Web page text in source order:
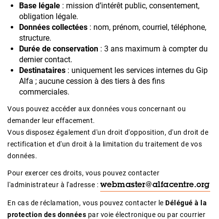
Base légale : mission d’intérêt public, consentement,
obligation légale.
Données collectées : nom, prénom, courriel, téléphone,
structure.
Durée de conservation : 3 ans maximum à compter du
dernier contact.
Destinataires : uniquement les services internes du Gip
Alfa ; aucune cession à des tiers à des fins
commerciales.
Vous pouvez accéder aux données vous concernant ou
demander leur effacement.
Vous disposez également d'un droit d'opposition, d'un droit de
rectification et d'un droit à la limitation du traitement de vos
données.
Pour exercer ces droits, vous pouvez contacter
l'administrateur à l'adresse : webmaster@alfacentre.org
En cas de réclamation, vous pouvez contacter le Délégué à la
protection des données par voie électronique ou par courrier